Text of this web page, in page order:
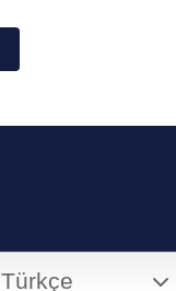
Türkçe